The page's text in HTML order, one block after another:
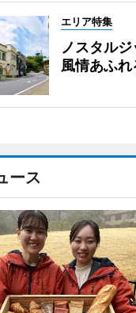
エリア特集
ノスタル
風情あふれ
ース